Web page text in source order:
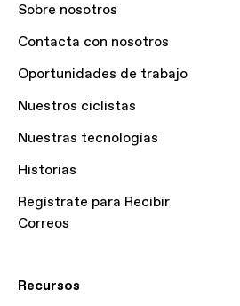
Sobre nosotros
Contacta con nosotros
Oportunidades de trabajo
Nuestros ciclistas
Nuestras tecnologías
Historias
Regístrate para Recibir
Correos
Recursos